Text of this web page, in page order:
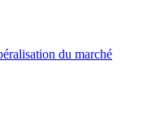
du marché